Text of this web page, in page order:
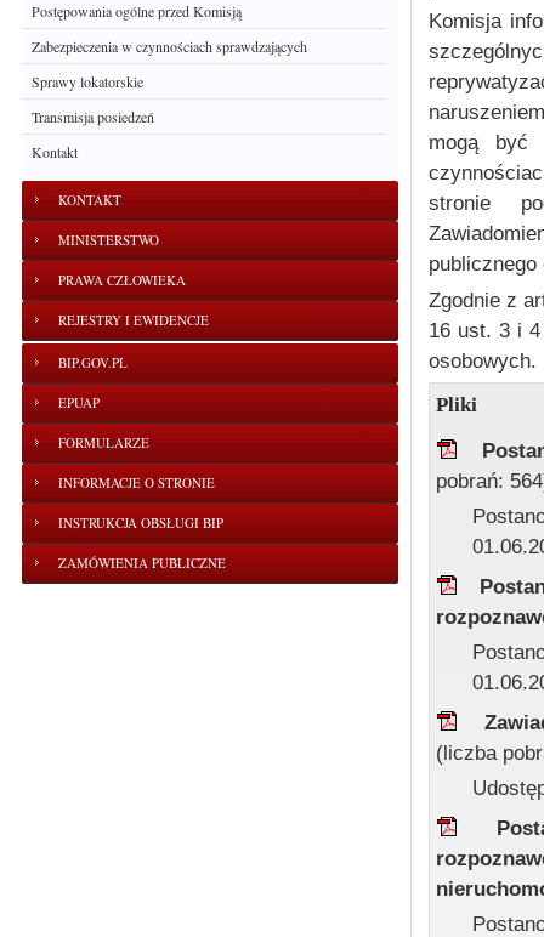
Postępowania ogólne przed Komisją
Zabezpieczenia w czynnościach sprawdzających
Sprawy lokatorskie
Transmisja posiedzeń
Kontakt
KONTAKT
MINISTERSTWO
PRAWA CZŁOWIEKA
REJESTRY I EWIDENCJE
BIP.GOV.PL
EPUAP
FORMULARZE
INFORMACJE O STRONIE
INSTRUKCJA OBSŁUGI BIP
ZAMÓWIENIA PUBLICZNE
Komisja
mogą być
stronie
publicznego
Zgodnie z
16 ust. 3 i
osobowych.
Pliki
pobrań:
(liczba